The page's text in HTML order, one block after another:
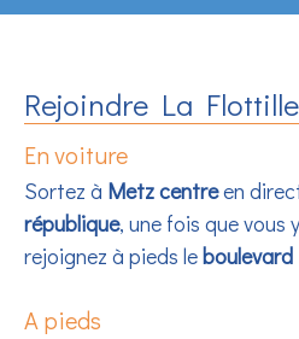
Rejoindre La
En voiture
Sortez à Metz centreen
république, une fois que vous
rejoignez à pieds le
A pieds